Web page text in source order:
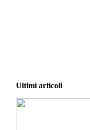
Ultimi articoli